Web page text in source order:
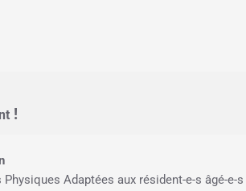
!
Physiques Adaptées aux résident-e-s âgé-